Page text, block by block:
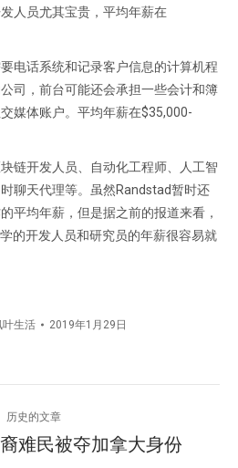
人员尤其宝贵，平均年薪在
电话系统和记录客户信息的计算机程
司，前台可能还会承担一些会计和簿
媒体账户。平均年薪在$35,000-
链开发人员、自动化工程师、人工智
聊天代理等。虽然Randstad暂时还
平均年薪，但是据之前的报道来看，
的开发人员和研究员的年薪很容易就
叶生活 2019年1月29日
历史的文章
历
难民被夺加拿大身份